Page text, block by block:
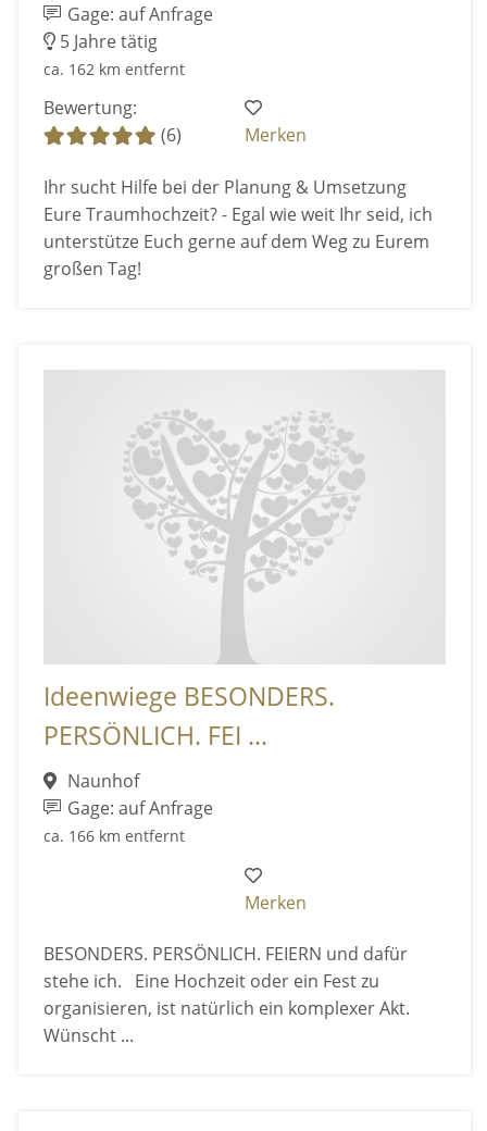
Gage: auf Anfrage
5 Jahre tätig
ca. 162 km entfernt
Bewertung:
(6)
Merken
Ihr sucht Hilfe bei der Planung & Umsetzung
Eure Traumhochzeit? - Egal wie weit Ihr seid, ich
unterstütze Euch gerne auf dem Weg zu Eurem
großen Tag!
Ideenwiege BESONDERS.
PERSÖNLICH. FEI ...
Naunhof
Gage: auf Anfrage
ca. 166 km entfernt
Merken
BESONDERS. PERSÖNLICH. FEIERN und dafür
stehe ich. Eine Hochzeit oder ein Fest zu
organisieren, ist natürlich ein komplexer Akt.
Wünscht ...